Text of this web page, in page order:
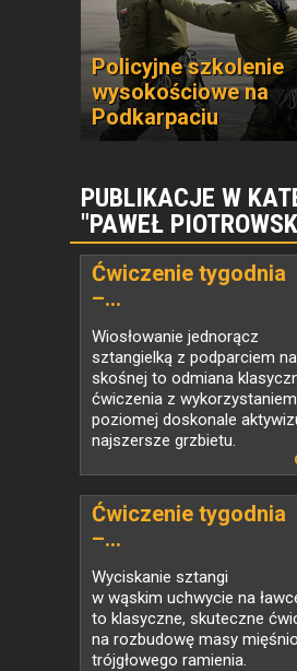
Policyjne szkolenie
wysokościowe na
Podkarpaciu
PUBLIKACJE W
"PAWEŁ
Ćwiczenie tygodnia
–...
Wiosłowanie jednorącz
sztangielką z podparciem na
skośnej to odmiana
ćwiczenia z wykorzystaniem
poziomej doskonale
najszersze grzbietu.
Ćwiczenie tygodnia
–...
Wyciskanie sztangi
w wąskim uchwycie na
to klasyczne, skuteczne
na rozbudowę masy
trójgłowego ramienia.